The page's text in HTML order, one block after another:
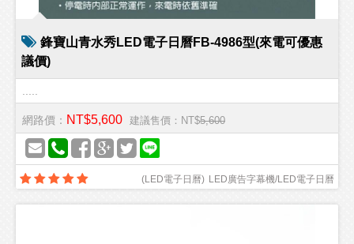
鋒寶山青水秀LED電子日曆FB-4986型(來電可優惠
議價)
網路價： NT$5,600 建議售價：NT$5,600
LED廣告字幕機/LED電子日曆
(LED電子日曆)